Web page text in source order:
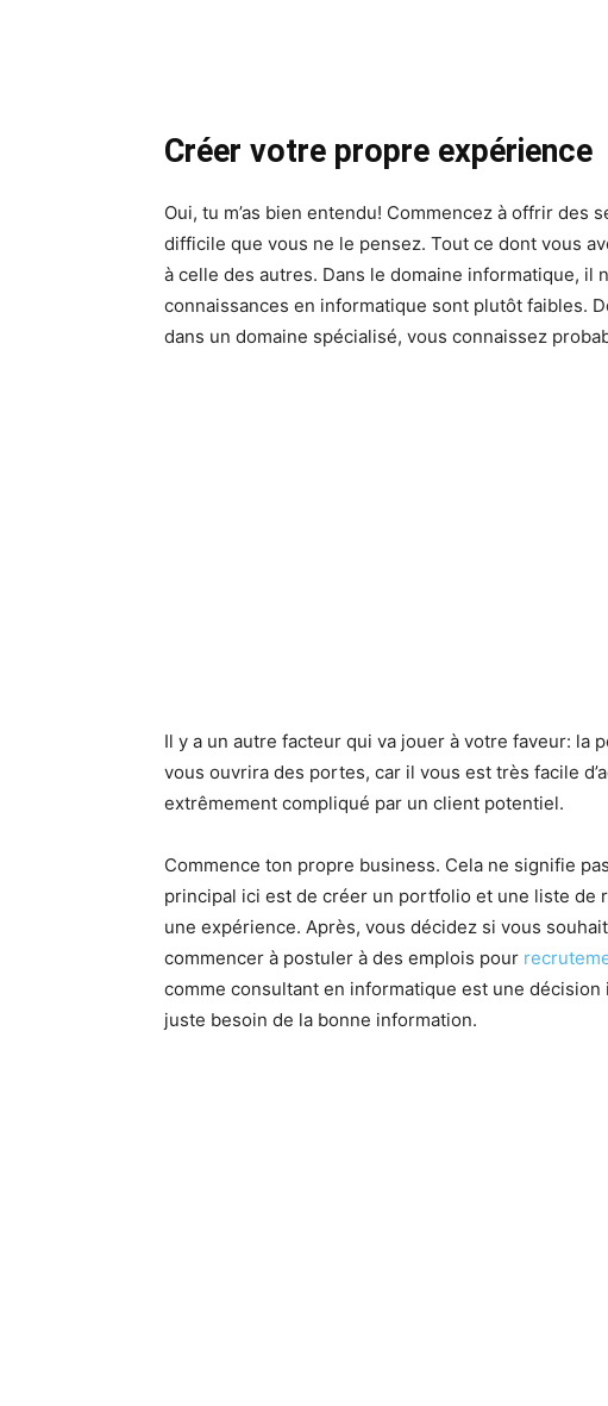
Créer votre propre expérience
Oui, tu m’as bien entendu! Commencez à offrir des
difficile que vous ne le pensez. Tout ce dont vous
à celle des autres. Dans le domaine informatique, il
connaissances en informatique sont plutôt faibles.
dans un domaine spécialisé, vous connaissez
Il y a un autre facteur qui va jouer à votre faveur: la
vous ouvrira des portes, car il vous est très facile
extrêmement compliqué par un client potentiel.
Commence ton propre business. Cela ne signifie
principal ici est de créer un portfolio et une liste de
une expérience. Après, vous décidez si vous
commencer à postuler à des emplois pour
comme consultant en informatique est une
juste besoin de la bonne information.